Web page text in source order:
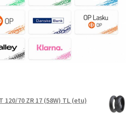
70 ZR 17 (58W) TL (etu)